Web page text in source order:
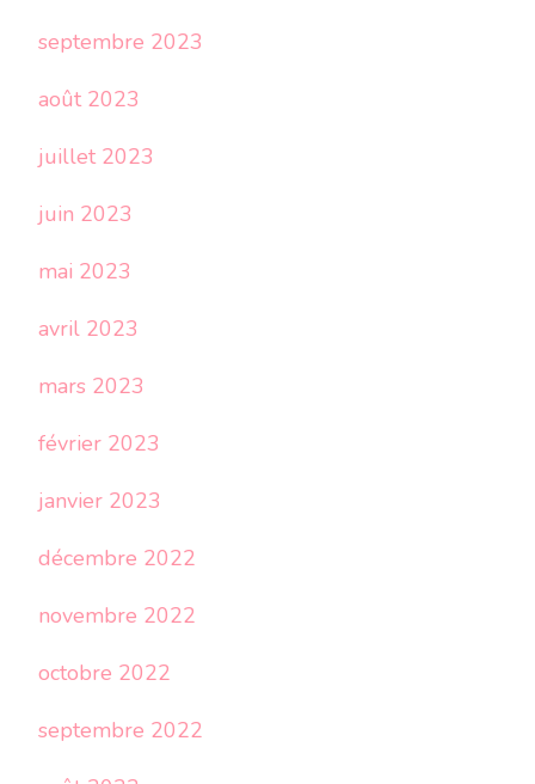
septembre 2023
août 2023
juillet 2023
juin 2023
mai 2023
avril 2023
mars 2023
février 2023
janvier 2023
décembre 2022
novembre 2022
octobre 2022
septembre 2022